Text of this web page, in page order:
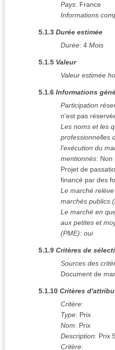
Pays: France
Informations
5.1.3 Durée estimée
Durée: 4 Mois
5.1.5 Valeur
Valeur estimée
5.1.6 Informations
Participation
n'est pas
Les noms et les
professionnelles
l'exécution du
mentionnés: Non
Projet de
financé par des
Le marché
marchés publics
Le marché en
aux petites et
(PME): oui
5.1.9 Critères de
Sources des
Document de
5.1.10 Critères
Critère:
Type: Prix
Nom: Prix
Description: Prix
Critère: